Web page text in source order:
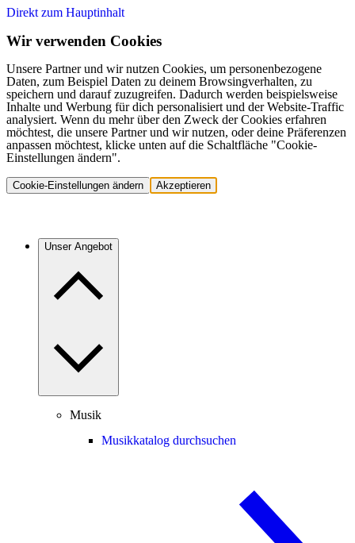
Direkt zum Hauptinhalt
Wir verwenden Cookies
Unsere Partner und wir nutzen Cookies, um personenbezogene
Daten, zum Beispiel Daten zu deinem Browsingverhalten, zu
speichern und darauf zuzugreifen. Dadurch werden beispielsweise
Inhalte und Werbung für dich personalisiert und der Website-Traffic
analysiert. Wenn du mehr über den Zweck der Cookies erfahren
möchtest, die unsere Partner und wir nutzen, oder deine Präferenzen
anpassen möchtest, klicke unten auf die Schaltfläche "Cookie-
Einstellungen ändern".
Cookie-Einstellungen ändern Akzeptieren
Unser Angebot
Musik
Musikkatalog durchsuchen